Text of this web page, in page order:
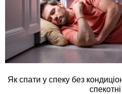
Як спати у спеку без